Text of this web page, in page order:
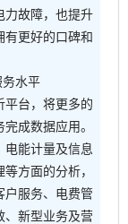
力故障，也提升
有更好的口碑和
务水平
平台，将更多的
成数据应用。
电能计量及信息
方面的分析，
户服务、电费管
、新型业务及营